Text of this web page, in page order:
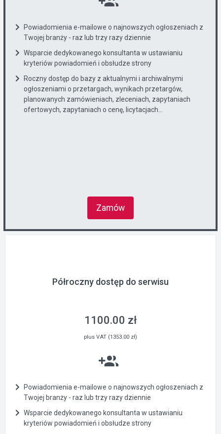
Powiadomienia e-mailowe o najnowszych ogłoszeniach z
Twojej branży - raz lub trzy razy dziennie
Wsparcie dedykowanego konsultanta w ustawianiu
kryteriów powiadomień i obsłudze strony
Roczny dostęp do bazy z aktualnymi i archiwalnymi
ogłoszeniami o przetargach, wynikach przetargów,
planowanych zamówieniach, zleceniach, zapytaniach
ofertowych, zapytaniach o cenę, licytacjach...
Zamów
Półroczny dostęp do serwisu
1100.00 zł
plus VAT (1353.00 zł)
Powiadomienia e-mailowe o najnowszych ogłoszeniach z
Twojej branży - raz lub trzy razy dziennie
Wsparcie dedykowanego konsultanta w ustawianiu
kryteriów powiadomień i obsłudze strony